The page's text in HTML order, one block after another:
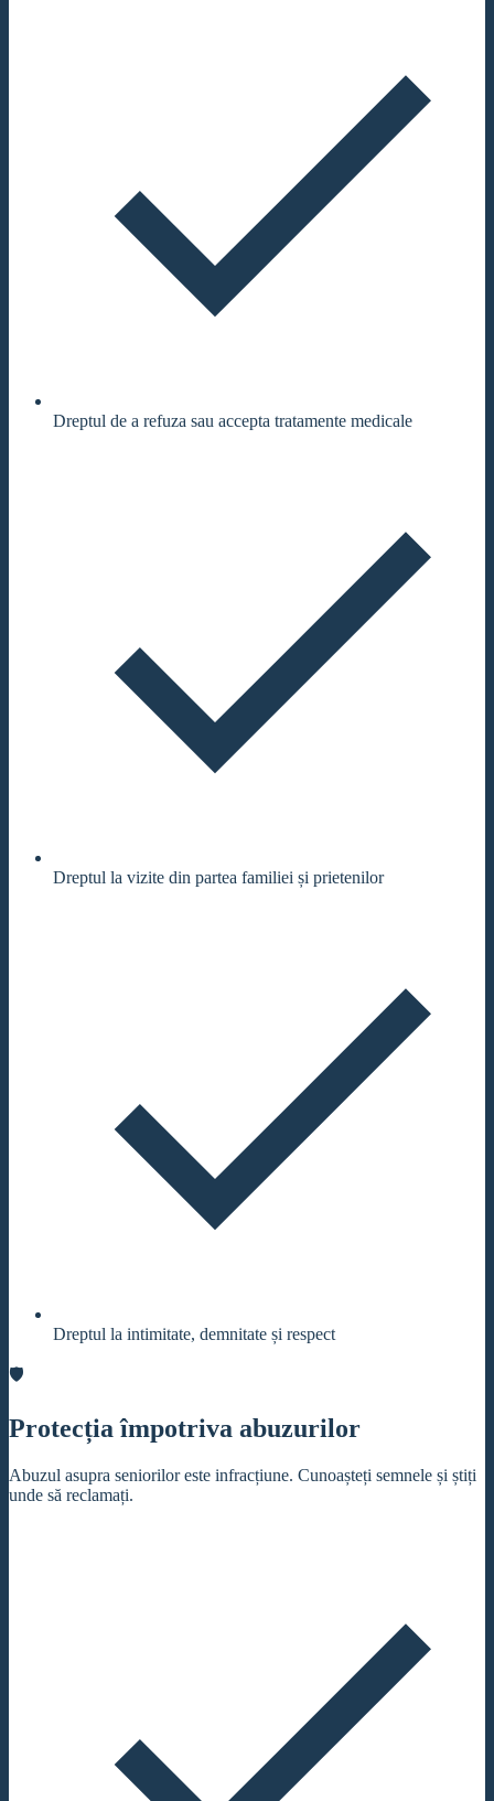
Dreptul de a refuza sau accepta tratamente medicale
Dreptul la vizite din partea familiei și prietenilor
Dreptul la intimitate, demnitate și respect
🛡️
Protecția împotriva abuzurilor
Abuzul asupra seniorilor este infracțiune. Cunoașteți semnele și știți
unde să reclamați.